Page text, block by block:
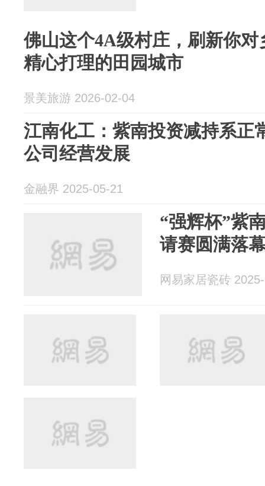
佛山这个4A级村庄，刷新你
精心打理的田园城市
景美旅游 2026-02-04
江南化工：紫南投资减持系正
公司经营发展
金融界 2025-05-21
“强辉杯”紫
请赛圆满落
网易家居瓷砖